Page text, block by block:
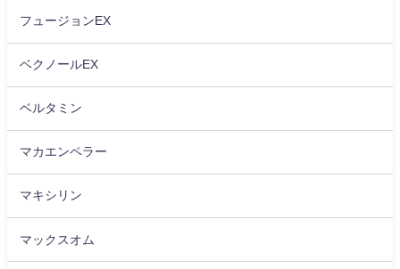
フュージョンEX
ベクノールEX
ベルタミン
マカエンペラー
マキシリン
マックスオム